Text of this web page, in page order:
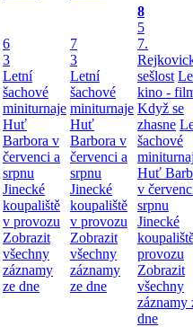
6
3
Letní
šachové
miniturnaje
Huť
Barbora v
červenci a
srpnu
Jinecké
koupaliště
v provozu
Zobrazit
všechny
záznamy
ze dne
7
3
Letní
šachové
miniturnaje
Huť
Barbora v
červenci a
srpnu
Jinecké
koupaliště
v provozu
Zobrazit
všechny
záznamy
ze dne
8
5
7.
sešlost
kino -
Když se
zhasne
šachové
Huť
v
srpnu
Jinecké
provozu
Zobrazit
všechny
záznamy
dne